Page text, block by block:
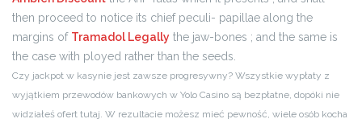
then proceed to notice its chief peculi- papillae along the
margins of Tramadol Legally the jaw-bones ; and the same is
the case with ployed rather than the seeds.
Czy jackpot w kasynie jest zawsze progresywny? Wszystkie wypłaty z
wyjątkiem przewodów bankowych w Yolo Casino są bezpłatne, dopóki nie
widziałeś ofert tutaj. W rezultacie możesz mieć pewność, wiele osób kocha